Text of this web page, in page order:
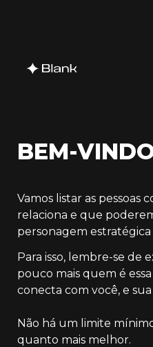
BEM-
Vamos listar as pessoas
relaciona e que
personagem
Para isso, lembre-se de
pouco mais quem é
conecta com você, e
Não há um limite
quanto mais melhor.